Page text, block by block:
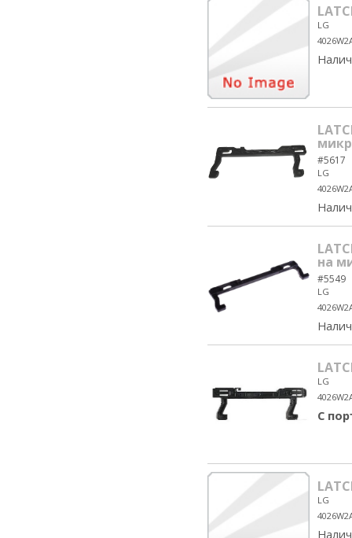
LG
#5617
LG
на
#5549
LG
LG
С
LG